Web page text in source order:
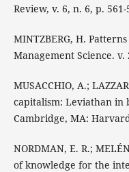
Review, v. 6, n. 6, p. 561-
MINTZBERG, H.
Management Science. v.
MUSACCHIO, A.;
capitalism: Leviathan in
Cambridge, MA:
NORDMAN, E. R.;
of knowledge for the